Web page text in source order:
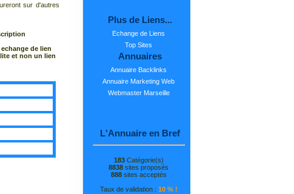
sur d'autres
de lien
et non un lien
Plus de Liens...
Echange de Liens
Top Sites
Annuaires
Annuaire Backlinks
Annuaire Marketing Web
Webmaster Marseille
L'Annuaire en Bref
183Catégorie(s)
8838 sites proposés
888sites acceptés
Taux de validation : 10 % !